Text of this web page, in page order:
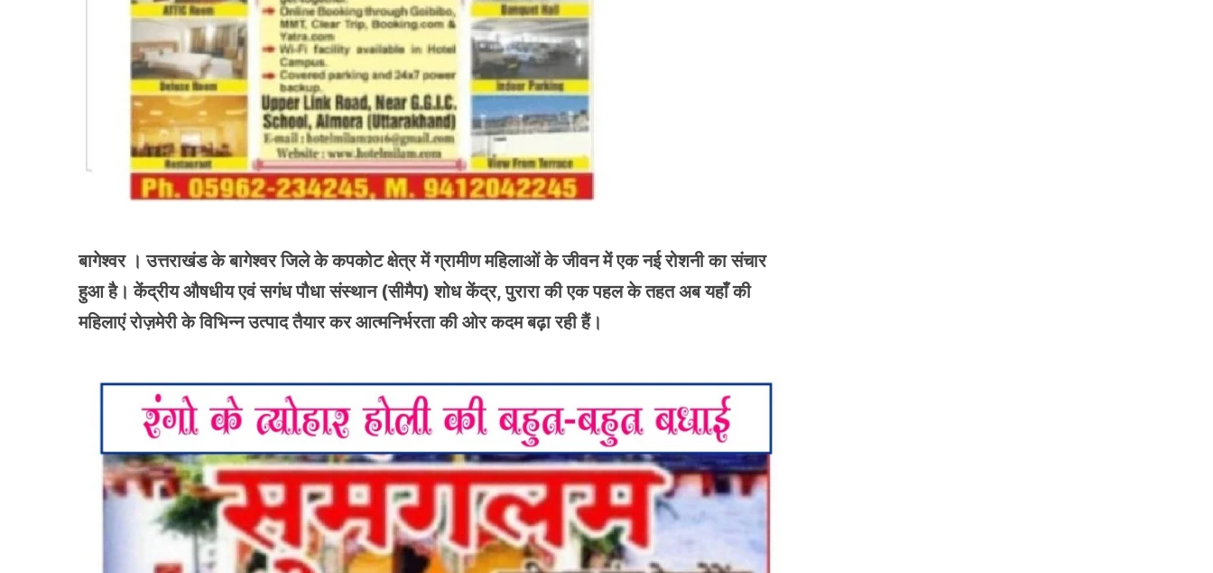
बागेश्वर । उत्तराखंड के बागेश्वर जिले के कपकोट क्षेत्र में ग्रामीण महिलाओं के जीवन में एक नई रोशनी का संचार
हुआ है। केंद्रीय औषधीय एवं सगंध पौधा संस्थान (सीमैप) शोध केंद्र, पुरारा की एक पहल के तहत अब यहाँ की
महिलाएं रोज़मेरी के विभिन्न उत्पाद तैयार कर आत्मनिर्भरता की ओर कदम बढ़ा रही हैं।